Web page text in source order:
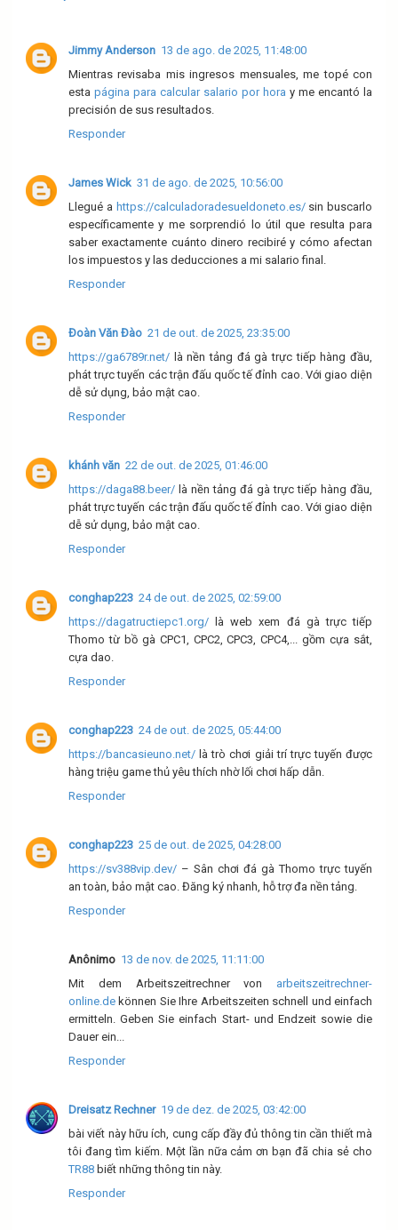
Jimmy Anderson 13 de ago. de 2025, 11:48:00
Mientras revisaba mis ingresos mensuales, me topé con
esta página para calcular salario por hora y me encantó la
precisión de sus resultados.
Responder
James Wick 31 de ago. de 2025, 10:56:00
Llegué a https://calculadoradesueldoneto.es/sin buscarlo
específicamente y me sorprendió lo útil que resulta para
saber exactamente cuánto dinero recibiré y cómo afectan
los impuestos y las deducciones a mi salario final.
Responder
Đoàn Văn Đào 21 de out. de 2025, 23:35:00
https://ga6789r.net/ là nền tảng đá gà trực tiếp hàng đầu,
phát trực tuyến các trận đấu quốc tế đỉnh cao. Với giao diện
dễ sử dụng, bảo mật cao.
Responder
khánh văn 22 de out. de 2025, 01:46:00
https://daga88.beer/ là nền tảng đá gà trực tiếp hàng đầu,
phát trực tuyến các trận đấu quốc tế đỉnh cao. Với giao diện
dễ sử dụng, bảo mật cao.
Responder
conghap223 24 de out. de 2025, 02:59:00
https://dagatructiepc1.org/ là web xem đá gà trực tiếp
Thomo từ bồ gà CPC1, CPC2, CPC3, CPC4,... gồm cựa sắt,
cựa dao.
Responder
conghap223 24 de out. de 2025, 05:44:00
https://bancasieuno.net/ là trò chơi giải trí trực tuyến được
hàng triệu game thủ yêu thích nhờ lối chơi hấp dẫn.
Responder
conghap223 25 de out. de 2025, 04:28:00
https://sv388vip.dev/ – Sân chơi đá gà Thomo trực tuyến
an toàn, bảo mật cao. Đăng ký nhanh, hỗ trợ đa nền tảng.
Responder
Anônimo 13 de nov. de 2025, 11:11:00
Mit dem Arbeitszeitrechner von arbeitszeitrechner-
online.de können Sie Ihre Arbeitszeiten schnell und einfach
ermitteln. Geben Sie einfach Start- und Endzeit sowie die
Dauer ein...
Responder
Dreisatz Rechner 19 de dez. de 2025, 03:42:00
bài viết này hữu ích, cung cấp đầy đủ thông tin cần thiết mà
tôi đang tìm kiếm. Một lần nữa cảm ơn bạn đã chia sẻ cho
TR88 biết những thông tin này.
Responder